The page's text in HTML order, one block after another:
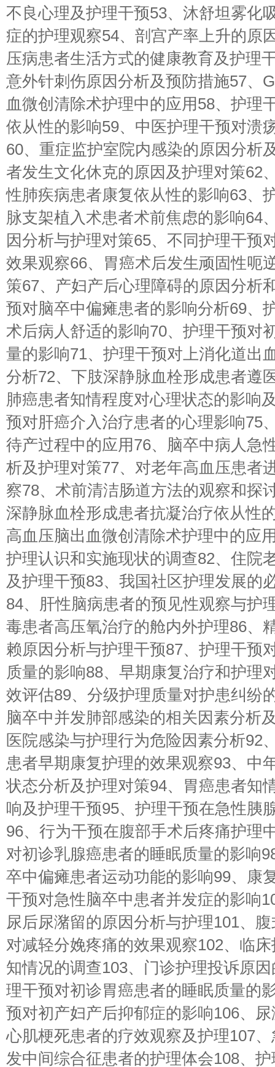
不良心理及护理干预53、沐舒坦雾化
症的护理观察54、剖宫产率上升的原
压病患者生活方式的健康教育及护理
意外针刺伤原因分析及预防措施57、
血微创清除术护理中的应用58、护理
依从性的影响59、中医护理干预对溃
60、重症监护室院内感染的原因分析
者发生文化休克的原因及护理对策62
性肺疾病患者康复依从性的影响63、
脉支架植入术患者术前焦虑的影响64
因分析与护理对策65、不同护理干预
效果观察66、胃癌术后发生顽固性呃
策67、产妇产后心理障碍的原因分析
预对脑卒中偏瘫患者的影响分析69、
术后病人舒适的影响70、护理干预对
量的影响71、护理干预对上消化道出
分析72、下肢深静脉血栓形成患者遵
肺癌患者知情程度对心理状态的影响
预对肝癌介入治疗患者的心理影响75
待产过程中的应用76、脑卒中病人急
析及护理对策77、对老年高血压患者
察78、术前清洁肠道方法的观察和探
深静脉血栓形成患者抗凝治疗依从性
高血压脑出血微创清除术护理中的应
护理认识和实施现状的调查82、住院
及护理干预83、我国社区护理发展的
84、肝性脑病患者的预见性观察与护
毒患者高压氧治疗的舱内外护理86、
赖原因分析与护理干预87、护理干预
质量的影响88、早期康复治疗和护理
效评估89、分级护理质量对护患纠纷
脑卒中并发肺部感染的相关因素分析
医院感染与护理行为危险因素分析92
患者早期康复护理的效果观察93、中
状态分析及护理对策94、胃癌患者知
响及护理干预95、护理干预在急性胰
96、行为干预在腹部手术后疼痛护理
对初诊乳腺癌患者的睡眠质量的影响
卒中偏瘫患者运动功能的影响99、康
干预对急性脑卒中患者并发症的影响
尿后尿潴留的原因分析与护理101、
对减轻分娩疼痛的效果观察102、临
知情况的调查103、门诊护理投诉原
理干预对初诊胃癌患者的睡眠质量的
预对初产妇产后抑郁症的影响106、
心肌梗死患者的疗效观察及护理107
发中间综合征患者的护理体会108、